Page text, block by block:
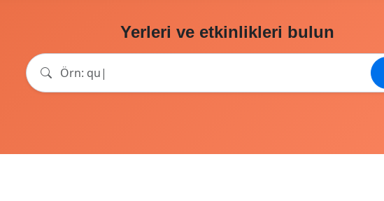
Yerleri ve etkinlikleri bulun